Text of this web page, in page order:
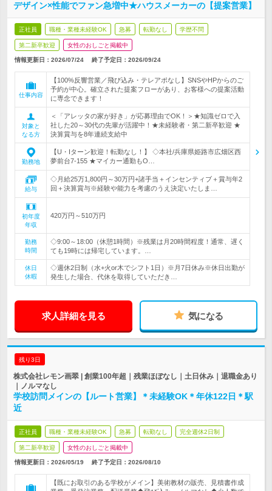
デザイン×性能でファン急増中★ハウスメーカーの【提案営業】
正社員 職種・業種未経験OK 急募 転勤なし 学歴不問
第二新卒歓迎 女性のおしごと掲載中
情報更新日：2026/07/24 終了予定日： 2026/09/24
仕事内容
【100%反響営業／飛び込み・テレアポなし】SNSやHPからのご
予約が中心。確立された提案フローがあり、お客様への提案活動
に専念できます！
対象と
なる方
＜「アレッタの家が好き」が応募理由でOK！＞★知識ゼロで入
社した20～30代の先輩が活躍中！★未経験者・第二新卒歓迎 ★
決算賞与を8年連続支給中
勤務地
【U・Iターン歓迎！転勤なし！】 ◇本社/兵庫県姫路市広畑区西
夢前台7-155 ★マイカー通勤もO…
給与
◇月給25万1,800円～30万円+諸手当＋インセンティブ＋賞与年2
回＋決算賞与※経験や能力を考慮のうえ決定いたしま…
初年度
年収
420万円～510万円
勤務
時間
◇9:00～18:00（休憩1時間）※残業は月20時間程度！通常、遅く
ても19時には帰宅しています。…
休日
休暇
◇週休2日制（水+火or木でシフト1日）※月7日休み※休日出勤が
発生した場合、代休を取得していただき…
求人詳細を見る 気になる
残り3日
株式会社レモン画翠 | 創業100年超｜残業ほぼなし｜土日休み｜退職金あり
｜ノルマなし
学校訪問メインの【ルート営業】＊未経験OK＊年休122日＊駅
近
正社員 職種・業種未経験OK 急募 転勤なし 完全週休2日制
第二新卒歓迎 女性のおしごと掲載中
情報更新日：2026/05/19 終了予定日： 2026/08/10
【既にお取引のある学校がメイン】美術教材の販売、見積書作成